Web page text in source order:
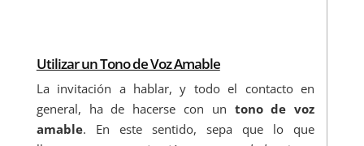
Utilizar un Tono de Voz Amable
La invitación a hablar, y todo el contacto en
general, ha de hacerse con un tono de voz
amable. En este sentido, sepa que lo que